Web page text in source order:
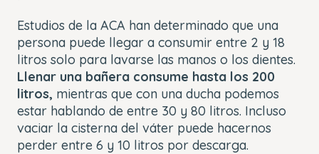
Estudios de la ACA han determinado que una
persona puede llegar a consumir entre 2 y 18
litros solo para lavarse las manos o los dientes.
Llenar una bañera consume hasta los 200
litros, mientras que con una ducha podemos
estar hablando de entre 30 y 80 litros. Incluso
vaciar la cisterna del váter puede hacernos
perder entre 6 y 10 litros por descarga.